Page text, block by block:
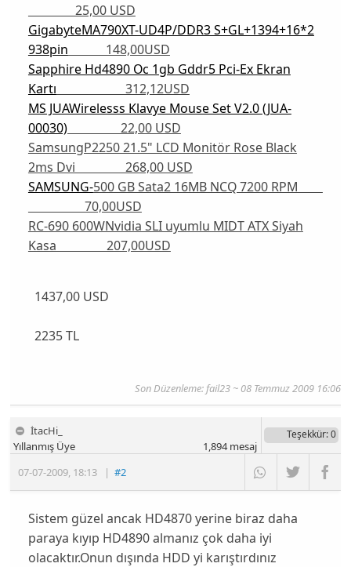
25,00 USD
GigabyteMA790XT-UD4P/DDR3 S+GL+1394+16*2
938pin 148,00USD
Sapphire Hd4890 Oc 1gb Gddr5 Pci-Ex Ekran
Kartı 312,12USD
MS JUAWirelesss Klavye Mouse Set V2.0 (JUA-
00030)22,00 USD
SamsungP2250 21.5" LCD Monitör Rose Black
2ms Dvi 268,00 USD
SAMSUNG-500 GB Sata2 16MB NCQ 7200 RPM
70,00USD
RC-690 600WNvidia SLI uyumlu MIDT ATX Siyah
Kasa 207,00USD
1437,00 USD
2235 TL
Son Düzenleme:fail23~ 08 Temmuz 2009 16:06
İtacHi_
07-07-2009, 18:13 |#2
Yıllanmış Üye
Teşekkür: 0
1,894mesaj
Sistem güzel ancak HD4870 yerine biraz daha
paraya kıyıp HD4890 almanız çok daha iyi
olacaktır.Onun dışında HDD yi karıştırdınız